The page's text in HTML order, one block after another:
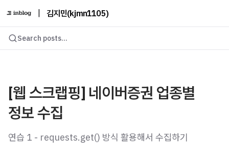
김지민(kjmn1105)
Search posts...
[웹 스크랩핑] 네이버증권 업종별
정보 수집
연습 1 - requests.get() 방식 활용해서 수집하기